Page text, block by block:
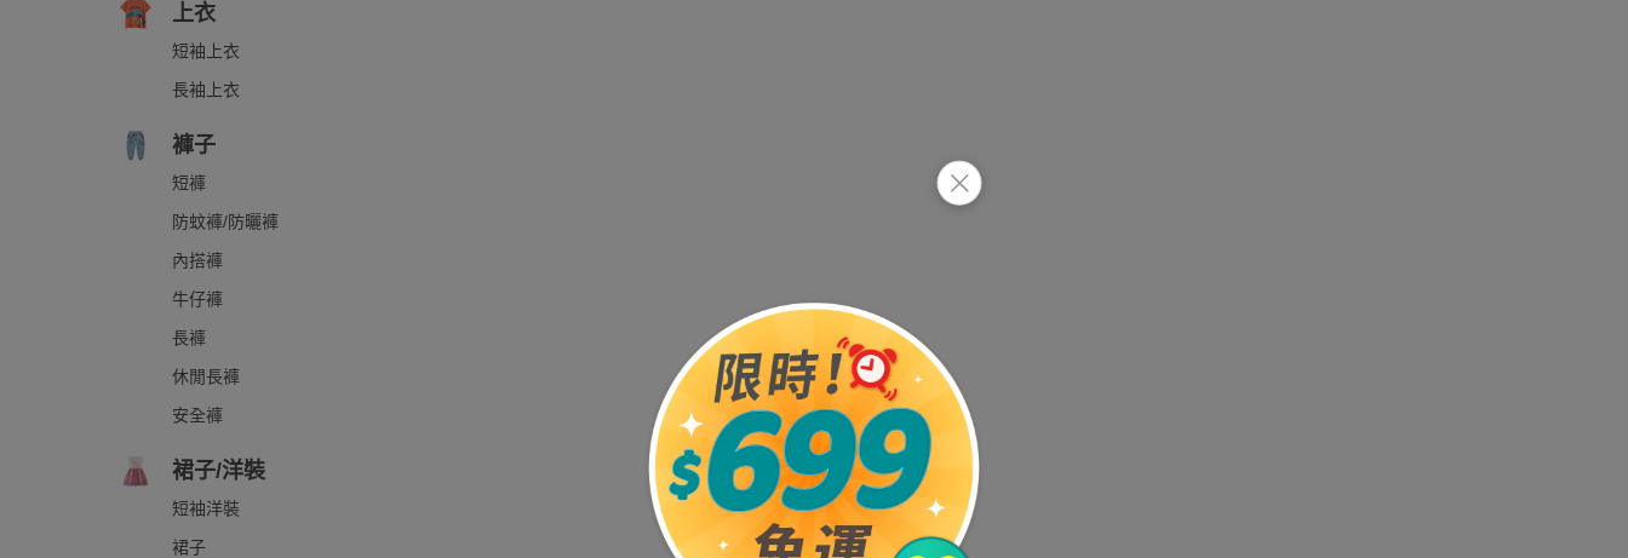
上衣
短袖上衣
長袖上衣
褲子
短褲
防蚊褲/防曬褲
內搭褲
牛仔褲
長褲
休閒長褲
安全褲
裙子/洋裝
短袖洋裝
裙子